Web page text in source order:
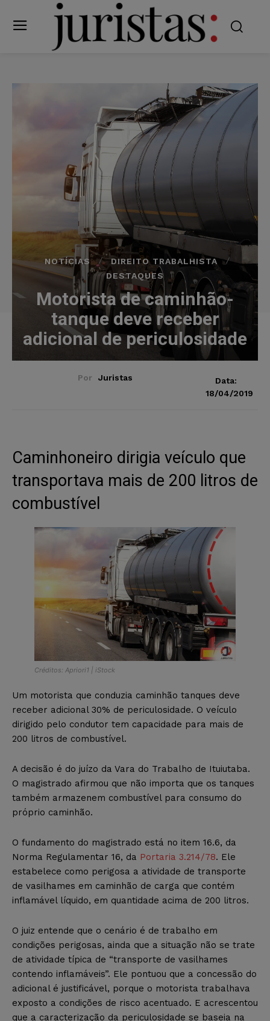
NOTÍCIAS
DIREITO TRABALHISTA
DESTAQUES
Motorista de caminhão-
tanque deve receber
adicional de periculosidade
Por Juristas
Data:
18/04/2019
Caminhoneiro dirigia veículo que
transportava mais de 200 litros de
combustível
Créditos: Apriori1 | iStock
Um motorista que conduzia caminhão tanques deve
receber adicional 30% de periculosidade. O veículo
dirigido pelo condutor tem capacidade para mais de
200 litros de combustível.
A decisão é do juízo da Vara do Trabalho de Ituiutaba.
O magistrado afirmou que não importa que os tanques
também armazenem combustível para consumo do
próprio caminhão.
O fundamento do magistrado está no item 16.6, da
Norma Regulamentar 16, da Portaria 3.214/78. Ele
estabelece como perigosa a atividade de transporte
de vasilhames em caminhão de carga que contém
inflamável líquido, em quantidade acima de 200 litros.
O juiz entende que o cenário é de trabalho em
condições perigosas, ainda que a situação não se trate
de atividade típica de “transporte de vasilhames
contendo inflamáveis”. Ele pontuou que a concessão do
adicional é justificável, porque o motorista trabalhava
exposto a condições de risco acentuado. E acrescentou
que a caracterização da periculosidade se baseia na